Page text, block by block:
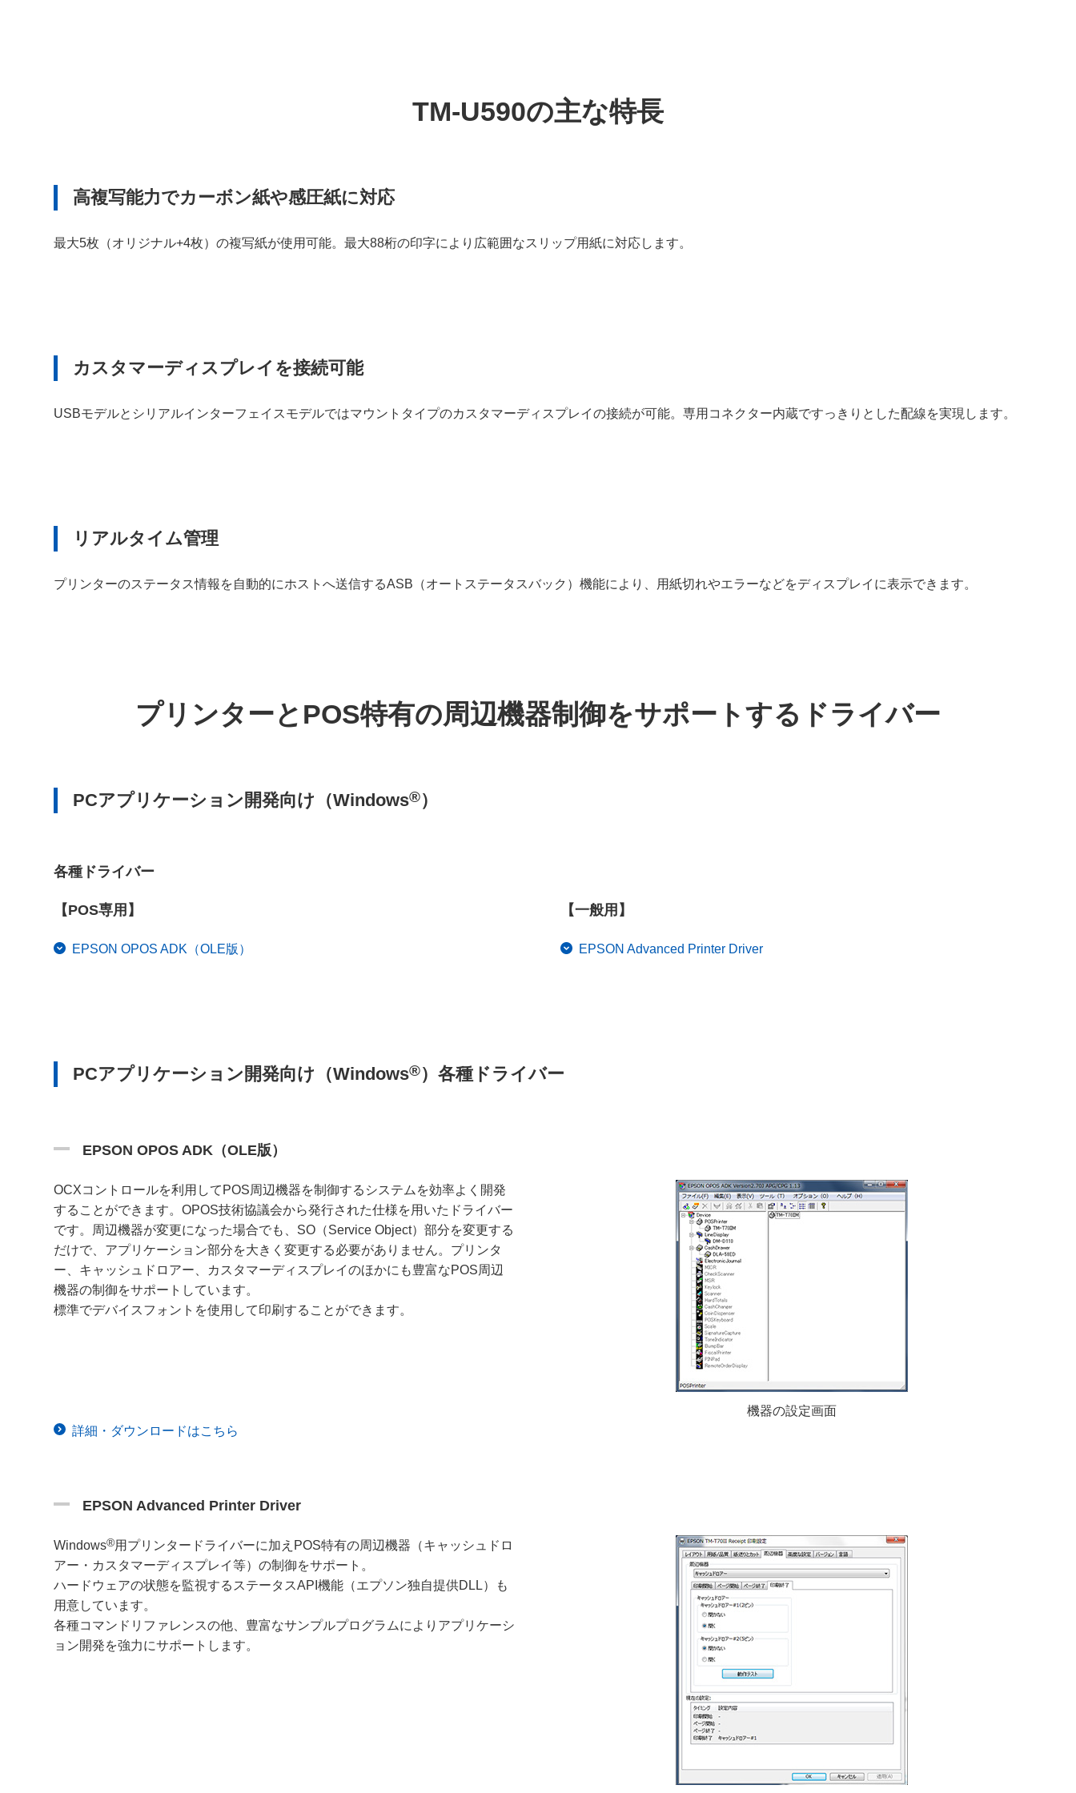
TM-U590の主な特長
高複写能力でカーボン紙や感圧紙に対応
最大5枚（オリジナル+4枚）の複写紙が使用可能。最大88桁の印字により広範囲なスリップ用紙に対応します。
カスタマーディスプレイを接続可能
USBモデルとシリアルインターフェイスモデルではマウントタイプのカスタマーディスプレイの接続が可能。専用コネクター内蔵ですっきりとした配線を実現します。
リアルタイム管理
プリンターのステータス情報を自動的にホストへ送信するASB（オートステータスバック）機能により、用紙切れやエラーなどをディスプレイに表示できます。
プリンターとPOS特有の周辺機器制御をサポートするドライバー
PCアプリケーション開発向け（Windows®）
各種ドライバー
【POS専用】
EPSON OPOS ADK（OLE版）
【一般用】
EPSON Advanced Printer Driver
PCアプリケーション開発向け（Windows®）各種ドライバー
EPSON OPOS ADK（OLE版）
OCXコントロールを利用してPOS周辺機器を制御するシステムを効率よく開発
することができます。OPOS技術協議会から発行された仕様を用いたドライバー
です。周辺機器が変更になった場合でも、SO（Service Object）部分を変更する
だけで、アプリケーション部分を大きく変更する必要がありません。プリンタ
ー、キャッシュドロアー、カスタマーディスプレイのほかにも豊富なPOS周辺
機器の制御をサポートしています。
標準でデバイスフォントを使用して印刷することができます。
機器の設定画面
詳細・ダウンロードはこちら
EPSON Advanced Printer Driver
Windows®用プリンタードライバーに加えPOS特有の周辺機器（キャッシュドロ
アー・カスタマーディスプレイ等）の制御をサポート。
ハードウェアの状態を監視するステータスAPI機能（エプソン独自提供DLL）も
用意しています。
各種コマンドリファレンスの他、豊富なサンプルプログラムによりアプリケーシ
ョン開発を強力にサポートします。